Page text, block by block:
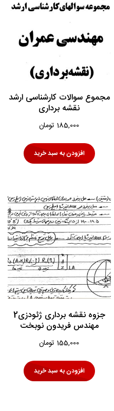
مجموع سوالات کارشناسی ارشد
نقشه برداری
185,000 تومان
افزودن به سبد خرید
جزوه نقشه برداری ژئودزی2
مهندس فریدون نوبخت
155,000 تومان
افزودن به سبد خرید